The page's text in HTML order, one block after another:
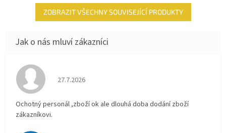
ZOBRAZIT VŠECHNY SOUVISEJÍCÍ PRODUKTY
Hodnocení obchodu je 4 z 5 hvězdiček.
27.7.2026
Ochotný personál ,zboží ok ale dlouhá doba dodání zboží
zákazníkovi.